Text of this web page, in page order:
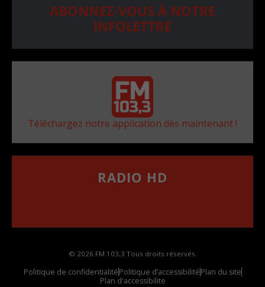
ABONNEZ-VOUS À NOTRE
INFOLETTRE
Téléchargez notre application dès maintenant !
RADIO HD
© 2026 FM 103,3 Tous droits réservés.
Politique de confidentialitéPolitique d’accessibilitéPlan du site
Plan d'accessibilite